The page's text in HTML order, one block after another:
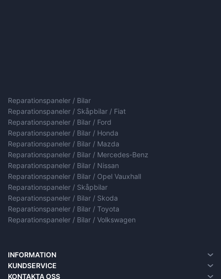
Reparationspaneler / Bilar
Reparationspaneler / Skåpbilar / Fiat
Reparationspaneler / Bilar / Ford
Reparationspaneler / Bilar / Honda
Reparationspaneler / Bilar / Mazda
Reparationspaneler / Bilar / Mercedes-Benz
Reparationspaneler / Bilar / Nissan
Reparationspaneler / Bilar / Opel Vauxhall
Reparationspaneler / Skåpbilar
Reparationspaneler / Bilar / Skoda
Reparationspaneler / Bilar / Toyota
Reparationspaneler / Bilar / Volkswagen
INFORMATION
Om oss
Information om leverans
KUNDSERVICE
Kontakta oss
KONTAKTA OSS